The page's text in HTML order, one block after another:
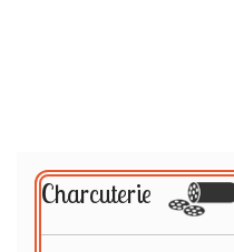
Charcuterie